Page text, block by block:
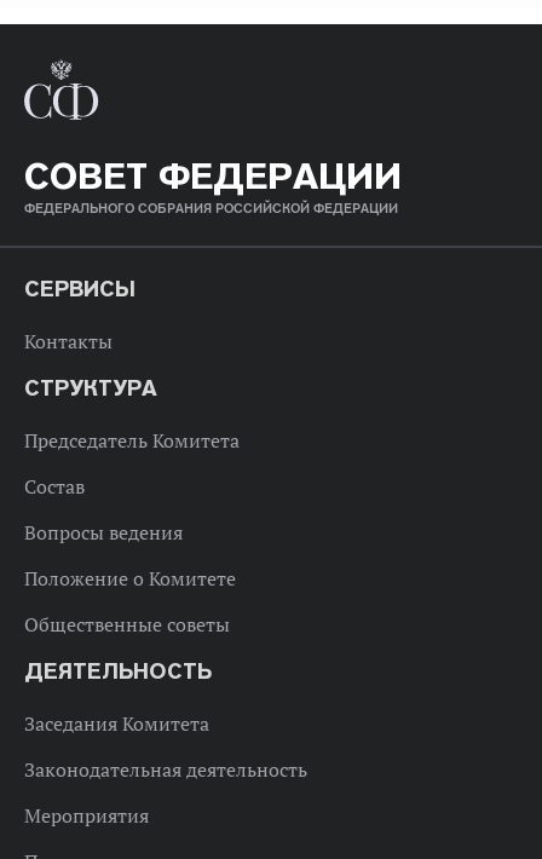
СОВЕТ ФЕДЕРАЦИИ
ФЕДЕРАЛЬНОГО СОБРАНИЯ РОССИЙСКОЙ ФЕДЕРАЦИИ
СЕРВИСЫ
Контакты
СТРУКТУРА
Председатель Комитета
Состав
Вопросы ведения
Положение о Комитете
Общественные советы
ДЕЯТЕЛЬНОСТЬ
Заседания Комитета
Законодательная деятельность
Мероприятия